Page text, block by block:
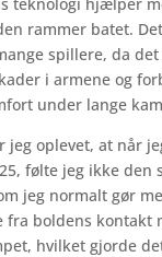
rammer batet.
spillere, da
i armene og
under lange
jeg oplevet, at når
følte jeg ikke den
jeg normalt gør
fra boldens kontakt
hvilket gjorde